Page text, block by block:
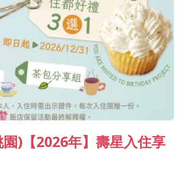
)【2026年】壽星入住享